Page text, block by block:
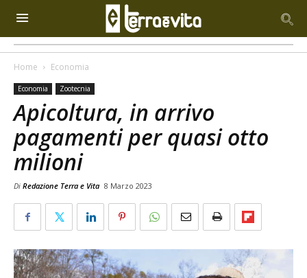
Home Economia
Economia Zootecnia
Apicoltura, in arrivo
pagamenti per quasi otto
milioni
Di Redazione Terra e Vita 8 Marzo 2023